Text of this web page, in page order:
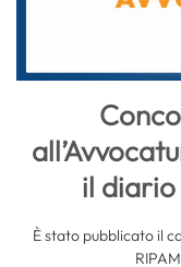
il
È stato pubblicato il